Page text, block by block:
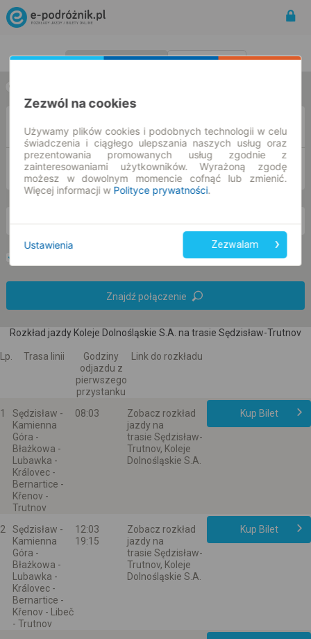
Rozkład Jazdy | Bilety Bilety okresowe
DO
pt. 7 sie. -- : --
Tylko bilet online
Znajdź połączenie
Rozkład jazdy Koleje Dolnośląskie S.A. na trasie Sędzisław-Trutnov
Lp. Trasa linii
Godziny
odjazdu z
pierwszego
przystanku
Link do rozkładu
1
Sędzisław -
Kamienna
Góra -
Błażkowa -
Lubawka -
Královec -
Bernartice -
Křenov -
Trutnov
08:03
Zobacz rozkład
jazdy na
trasie Sędzisław-
Trutnov, Koleje
Dolnośląskie S.A.
Kup Bilet
2
Sędzisław -
Kamienna
Góra -
Błażkowa -
Lubawka -
Královec -
Bernartice -
Křenov - Libeč
- Trutnov
12:03
19:15
Zobacz rozkład
jazdy na
trasie Sędzisław-
Trutnov, Koleje
Dolnośląskie S.A.
Kup Bilet
Zezwól na cookies
Używamy plików cookies i podobnych technologii w celu
świadczenia i ciągłego ulepszania naszych usług oraz
prezentowania promowanych usług zgodnie z
zainteresowaniami użytkowników. Wyrażoną zgodę
możesz w dowolnym momencie cofnąć lub zmienić.
Więcej informacji w Polityce prywatności.
Ustawienia Zezwalam